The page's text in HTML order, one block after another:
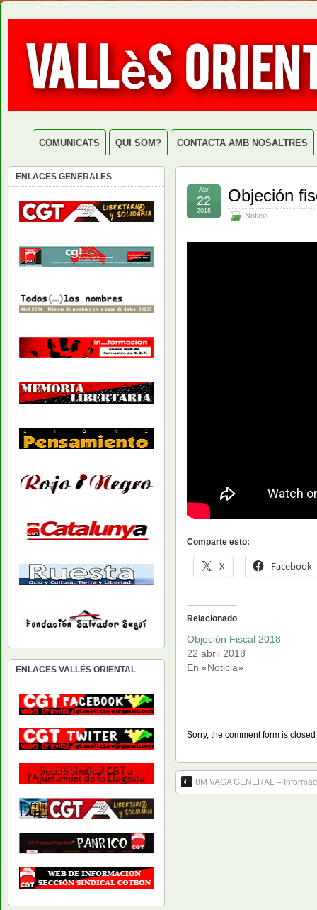
COMUNICATS QUI SOM? CONTACTA AMB NOSALTRES
Objeción
Noticia
Abr
22
2018
Comparte esto:
X Facebook
Relacionado
Objeción Fiscal 2018
22 abril 2018
En «Noticia»
Sorry, the comment form is
8M VAGA GENERAL –
ENLACES GENERALES
ENLACES VALLÉS ORIENTAL